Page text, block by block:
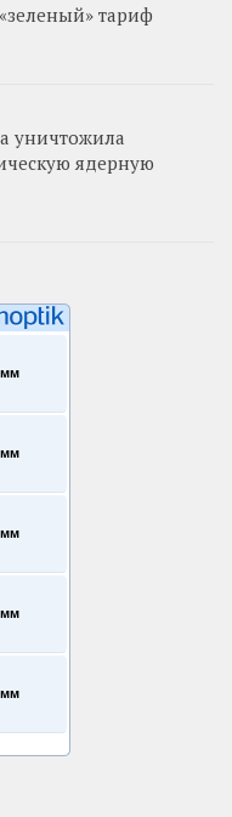
тариф
уничтожила
ядерную
мм
мм
мм
мм
мм